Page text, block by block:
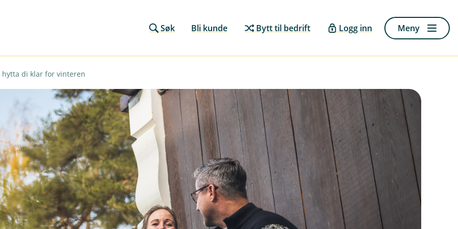
Søk Bli kunde Bytt til bedrift Logg inn Meny
hytta di klar for vinteren